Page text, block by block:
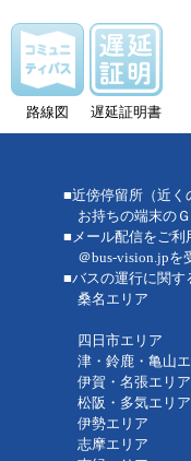
路線図 遅延証明書
■近傍停留所（近く
お持ちの端末のＧ
■メール配信をご利
＠bus-vision.jpを
■バスの運行に関す
桑名エリア
：八風
四日市エリア
津・鈴鹿・亀山
伊賀・名張エ
松阪・多気エ
伊勢エリア
志摩エリア